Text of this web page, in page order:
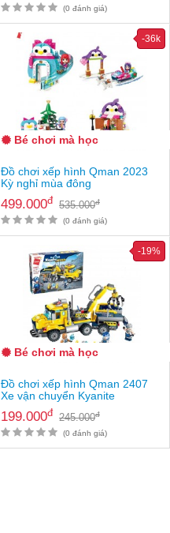
(0 đánh giá)
Đồ chơi xếp hình Qman 2023
Kỳ nghỉ mùa đông
499.000đ 535.000đ
-36k
(0 đánh giá)
Bé chơi mà học
Đồ chơi xếp hình Qman 2407
Xe vận chuyển Kyanite
199.000đ 245.000đ
-19%
(0 đánh giá)
Bé chơi mà học